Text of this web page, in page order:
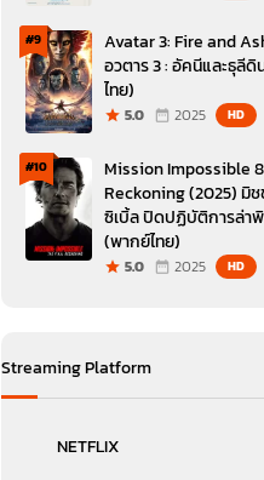
#9
Avatar 3: Fire and
อวตาร 3 : อัคนีและธุลี
ไทย)
5.0 2025 HD
#10
Mission Impossible
Reckoning (2025) มิ
ซิเบิ้ล ปิดปฏิบัติการล่า
(พากย์ไทย)
5.0 2025 HD
Streaming Platform
NETFLIX